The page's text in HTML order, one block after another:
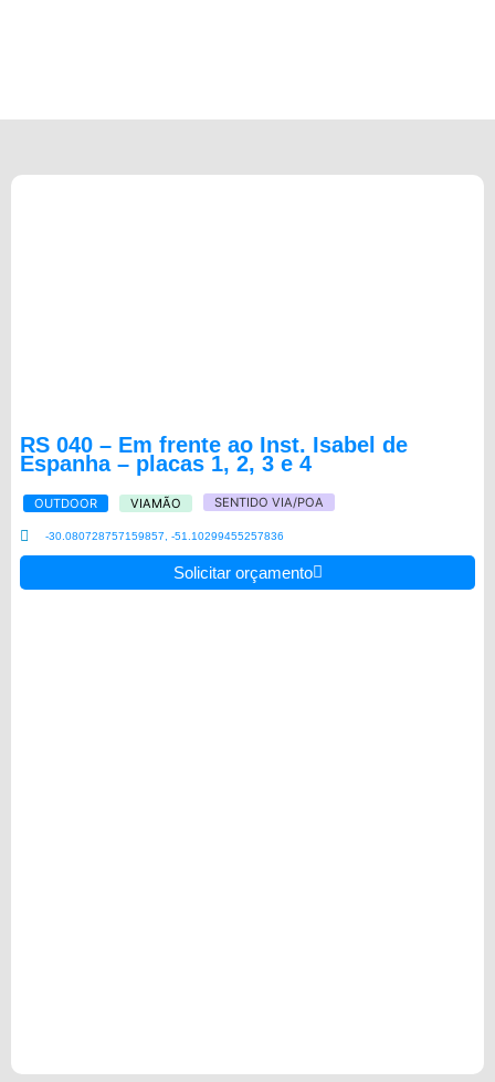
RS 040 – Em frente ao Inst. Isabel de
Espanha – placas 1, 2, 3 e 4
OUTDOOR VIAMÃO SENTIDO VIA/POA
-30.080728757159857, -51.10299455257836
Solicitar orçamento